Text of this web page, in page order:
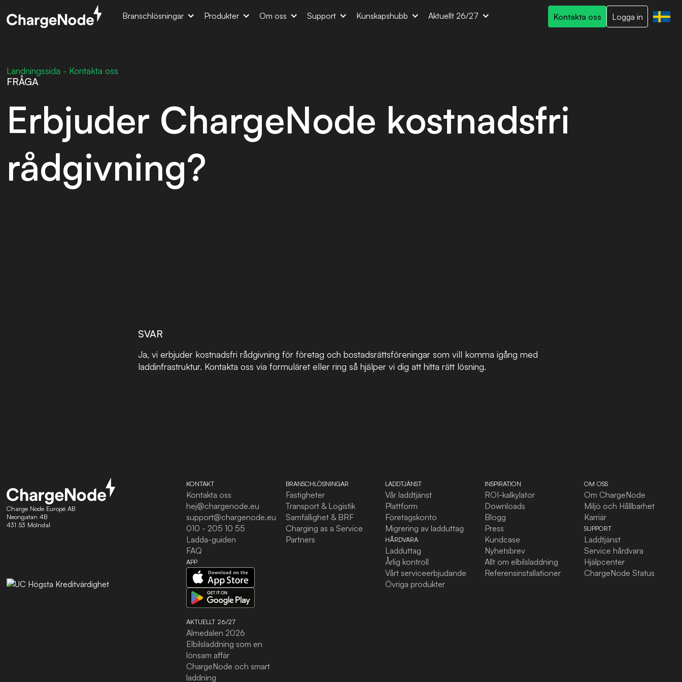
Branschlösningar Produkter Om oss Support Kunskapshubb Aktuellt 26/27 Kontakta oss Logga in
Landningssida - Kontakta oss
FRÅGA
Erbjuder ChargeNode kostnadsfri
rådgivning?
SVAR
Ja, vi erbjuder kostnadsfri rådgivning för företag och bostadsrättsföreningar som vill komma igång med
laddinfrastruktur. Kontakta oss via formuläret eller ring så hjälper vi dig att hitta rätt lösning.
Charge Node Europé AB
Neongatan 4B
431 53 Mölndal
KONTAKT
Kontakta oss
hej@chargenode.eu
support@chargenode.eu
010 - 205 10 55
Ladda-guiden
FAQ
APP
BRANSCHLÖSNINGAR
Fastigheter
Transport & Logistik
Samfällighet & BRF
Charging as a Service
Partners
LADDTJÄNST
Vår laddtjänst
Plattform
Företagskonto
Migrering av ladduttag
HÅRDVARA
Ladduttag
Årlig kontroll
Vårt serviceerbjudande
Övriga produkter
INSPIRATION
ROI-kalkylator
Downloads
Blogg
Press
Kundcase
Nyhetsbrev
Allt om elbilsladdning
Referensinstallationer
OM OSS
Om ChargeNode
Miljö och Hållbarhet
Karriär
SUPPORT
Laddtjänst
Service hårdvara
Hjälpcenter
ChargeNode Status
AKTUELLT 26/27
Almedalen 2026
Elbilsladdning som en
lönsam affär
ChargeNode och smart
laddning